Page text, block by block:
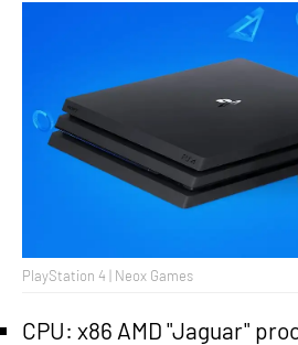
PlayStation 4 | Neox Games
CPU: x86 AMD "Jaguar"